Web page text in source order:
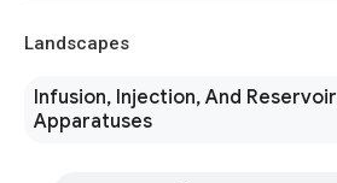
Landscapes
Infusion, Injection, And Reservoir
Apparatuses